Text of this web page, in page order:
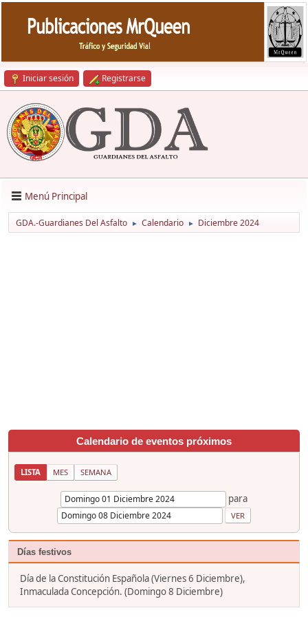
Iniciar sesión Registrarse
Menú Principal
GDA.-Guardianes Del Asfalto ► Calendario ► Diciembre 2024
Calendario de eventos próximos
LISTA MES SEMANA
para
Días festivos
Día de la Constitución Española (Viernes 6 Diciembre),
Inmaculada Concepción. (Domingo 8 Diciembre)